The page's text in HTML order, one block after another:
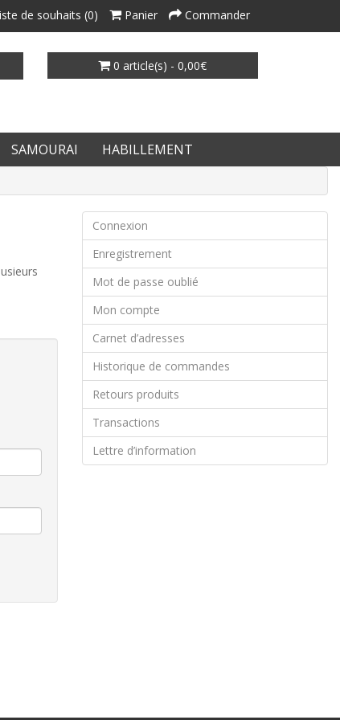
de souhaits (0) Panier Commander
0 article(s) - 0,00€
SAMOURAI HABILLEMENT
Connexion
Enregistrement
Mot de passe oublié
Mon compte
Carnet d’adresses
Historique de commandes
Retours produits
Transactions
Lettre d’information